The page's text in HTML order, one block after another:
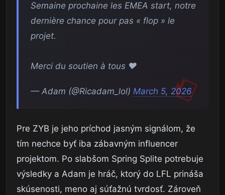
Semaine prochaine les EMEA start, notre
dernière chance pour pas « flop » le
projet.
Merci du soutien à tous ❤️
— Adam (@Ricadam_lol) March 5, 2026
Pre ZYB je jeho príchod jasným signálom, že
tím nechce byť iba zábavným influencer
projektom. Po slabšom Spring Splite potrebuje
výsledky a Adam je hráč, ktorý do LFL prináša
skúsenosti, meno aj súťažnú tvrdosť. Zároveň